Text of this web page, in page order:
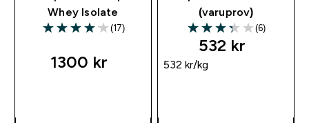
Whey Isolate
4.06 out of 5 stars
(17)
1300 kr‎
(varuprov)
3.33 out of 5 stars
(6)
532 kr‎
532 kr‎/kg